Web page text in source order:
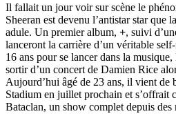
Il fallait un jour voir sur scène le
Sheeran est devenu l’antistar star que
adule. Un premier album, +, suivi
lanceront la carrière d’un véritable
16 ans pour se lancer dans la
sortir d’un concert de Damien Rice
Aujourd’hui âgé de 23 ans, il vient de
Stadium en juillet prochain et s’offrait
Bataclan, un show complet depuis des